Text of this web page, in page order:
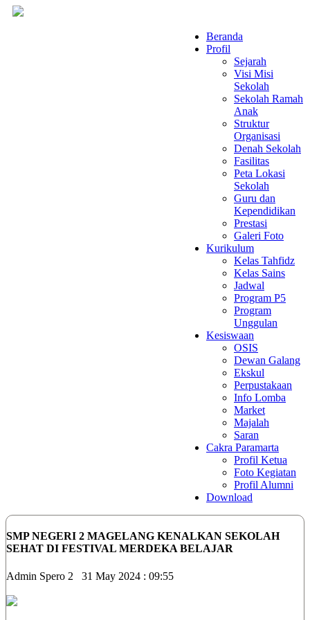
Beranda
Profil
Sejarah
Visi Misi
Sekolah
Sekolah Ramah
Anak
Struktur
Organisasi
Denah Sekolah
Fasilitas
Peta Lokasi
Sekolah
Guru dan
Kependidikan
Prestasi
Galeri Foto
Kurikulum
Kelas Tahfidz
Kelas Sains
Jadwal
Program P5
Program
Unggulan
Kesiswaan
OSIS
Dewan Galang
Ekskul
Perpustakaan
Info Lomba
Market
Majalah
Saran
Cakra Paramarta
Profil Ketua
Foto Kegiatan
Profil Alumni
Download
SMP NEGERI 2 MAGELANG KENALKAN SEKOLAH
SEHAT DI FESTIVAL MERDEKA BELAJAR
Admin Spero 2 31 May 2024 : 09:55